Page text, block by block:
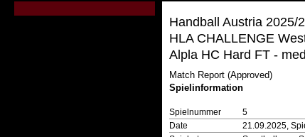
Handball Austria 2025/
HLA CHALLENGE
Alpla HC Hard FT -
Match Report (Approved)
Spielinformation
Spielnummer 5
Date
21.09.2025,